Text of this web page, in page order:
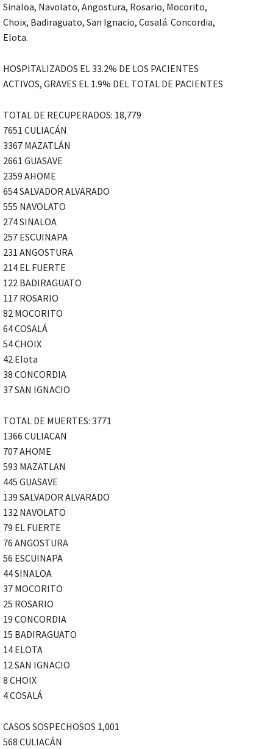
Sinaloa, Navolato, Angostura, Rosario, Mocorito,
Choix, Badiraguato, San Ignacio, Cosalá. Concordia,
Elota.
HOSPITALIZADOS EL 33.2% DE LOS PACIENTES
ACTIVOS, GRAVES EL 1.9% DEL TOTAL DE PACIENTES
TOTAL DE RECUPERADOS: 18,779
7651 CULIACÁN
3367 MAZATLÁN
2661 GUASAVE
2359 AHOME
654 SALVADOR ALVARADO
555 NAVOLATO
274 SINALOA
257 ESCUINAPA
231 ANGOSTURA
214 EL FUERTE
122 BADIRAGUATO
117 ROSARIO
82 MOCORITO
64 COSALÁ
54 CHOIX
42 Elota
38 CONCORDIA
37 SAN IGNACIO
TOTAL DE MUERTES: 3771
1366 CULIACAN
707 AHOME
593 MAZATLAN
445 GUASAVE
139 SALVADOR ALVARADO
132 NAVOLATO
79 EL FUERTE
76 ANGOSTURA
56 ESCUINAPA
44 SINALOA
37 MOCORITO
25 ROSARIO
19 CONCORDIA
15 BADIRAGUATO
14 ELOTA
12 SAN IGNACIO
8 CHOIX
4 COSALÁ
CASOS SOSPECHOSOS 1,001
568 CULIACÁN